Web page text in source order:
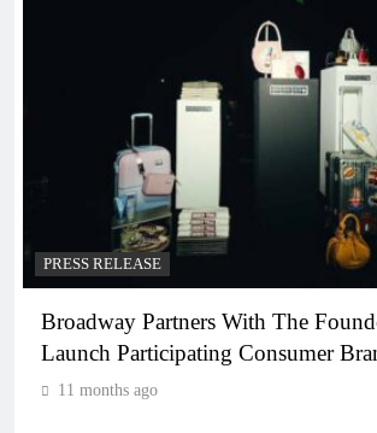
PRESS RELEASE
Broadway Partners With The
Launch Participating Consumer
11 months ago